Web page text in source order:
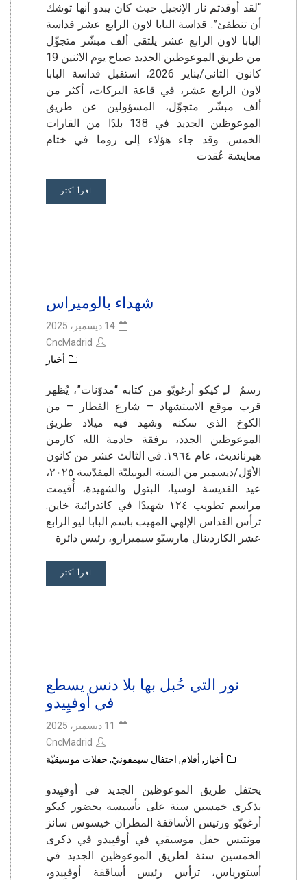
“لقد أوقدتم نار الإنجيل حيث كان يبدو أنها توشك
أن تنطفئ”. قداسة البابا لاون الرابع عشر قداسة
البابا لاون الرابع عشر يلتقي ألف مبشّر متجوِّل
من طريق الموعوظين الجديد صباح يوم الاثنين 19
كانون الثاني/يناير 2026، استقبل قداسة البابا
لاون الرابع عشر، في قاعة البركات، أكثر من
ألف مبشّر متجوِّل، المسؤولين عن طريق
الموعوظين الجديد في 138 بلدًا من القارات
الخمس. وقد جاء هؤلاء إلى روما في ختام
معايشة عُقدت
اقرأ أكثر
شهداء بالوميراس
14 ديسمبر، 2025
CncMadrid
أخبار
رسمٌ لـِ كيكو أرغويّو من كتابه “مدوّنات”، يُظهر
قرب موقع الاستشهاد – شارع القطار – من
الكوخ الذي سكنه وشهد فيه ميلاد طريق
الموعوظين الجدد، برفقة خادمة الله كارمن
هيرنانديث، عام ١٩٦٤. في الثالث عشر من كانون
الأوّل/ديسمبر من السنة اليوبيليّة المقدّسة ٢٠٢٥،
عيد القديسة لوسيا، البتول والشهيدة، أُقيمت
مراسم تطويب ١٢٤ شهيدًا في كاتدرائية خاين.
ترأس القداس الإلهي المهيب باسم البابا ليو الرابع
عشر الكاردينال مارسيّو سيميرارو، رئيس دائرة
اقرأ أكثر
نور التي حُبل بها بلا دنس يسطع
في أوفيِيدو
11 ديسمبر، 2025
CncMadrid
أخبار , أفلام, احتفال سيمفونيّ, حفلات موسيقيّة
يحتفل طريق الموعوظين الجديد في أوفيِيدو
بذكرى خمسين سنة على تأسيسه بحضور كيكو
أرغويّو ورئيس الأساقفة المطران خيسوس سانز
مونتيس حفل موسيقي في أوفيِيدو في ذكرى
الخمسين سنة لطريق الموعوظين الجديد في
أستورياس، ترأس رئيس أساقفة أوفيِِيدو،